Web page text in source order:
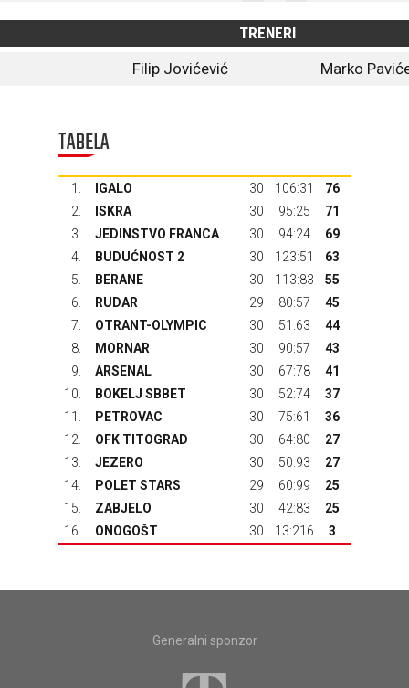
TRENERI
Filip Jovićević
Marko
TABELA
1. IGALO 30 106:31
76
2.
ISKRA 30 95:25
71
3.
JEDINSTVO FRANCA 30 94:24
69
4.
BUDUĆNOST 2 30 123:51
63
5.
BERANE 30 113:83
55
6.
RUDAR 29 80:57
45
7.
OTRANT-OLYMPIC 30 51:63
44
8.
MORNAR 30 90:57
43
9.
ARSENAL 30 67:78
41
10.
BOKELJ SBBET 30 52:74
37
11.
PETROVAC 30 75:61
36
12.
OFK TITOGRAD 30 64:80
27
13.
JEZERO 30 50:93
27
14.
POLET STARS 29 60:99
25
15.
ZABJELO 30 42:83
25
16.
ONOGOŠT 30 13:216 3
Generalni sponzor